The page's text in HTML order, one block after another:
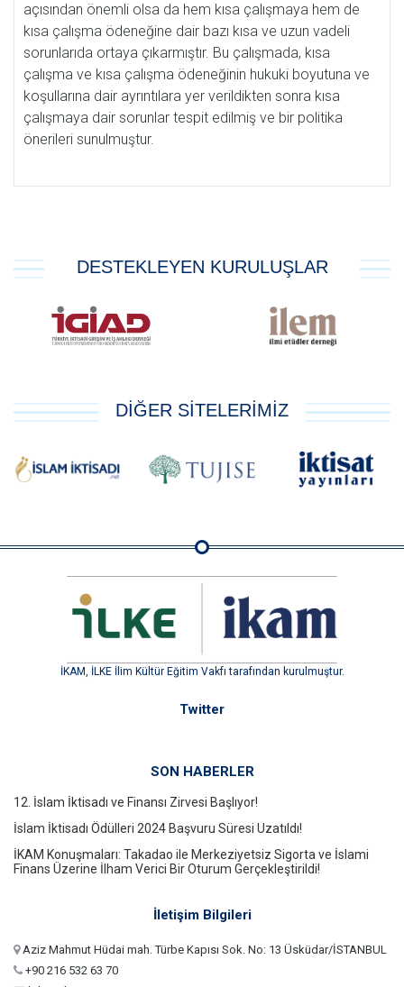
açısından önemli olsa da hem kısa çalışmaya hem de
kısa çalışma ödeneğine dair bazı kısa ve uzun vadeli
sorunlarıda ortaya çıkarmıştır. Bu çalışmada, kısa
çalışma ve kısa çalışma ödeneğinin hukuki boyutuna ve
koşullarına dair ayrıntılara yer verildikten sonra kısa
çalışmaya dair sorunlar tespit edilmiş ve bir politika
önerileri sunulmuştur.
DESTEKLEYEN KURULUŞLAR
DİĞER SİTELERİMİZ
İKAM, İLKE İlim Kültür Eğitim Vakfı tarafından kurulmuştur.
Twitter
SON HABERLER
12. İslam İktisadı ve Finansı Zirvesi Başlıyor!
İslam İktisadı Ödülleri 2024 Başvuru Süresi Uzatıldı!
İKAM Konuşmaları: Takadao ile Merkeziyetsiz Sigorta ve İslami
Finans Üzerine İlham Verici Bir Oturum Gerçekleştirildi!
İletişim Bilgileri
Aziz Mahmut Hüdai mah. Türbe Kapısı Sok. No: 13 Üsküdar/İSTANBUL
+90 216 532 63 70